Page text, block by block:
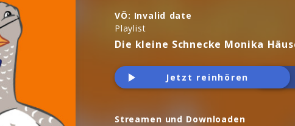
VÖ: Invalid date
Playlist
Die kleine Schnecke Monika
Jetzt reinhören
Streamen und Downloaden